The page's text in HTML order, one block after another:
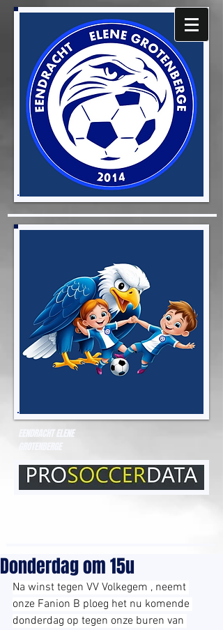
EENDRACHT ELENE
GROTENBERGE
Donderdag om 15u
Na winst tegen VV Volkegem , neemt
onze Fanion B ploeg het nu komende
donderdag op tegen onze buren van